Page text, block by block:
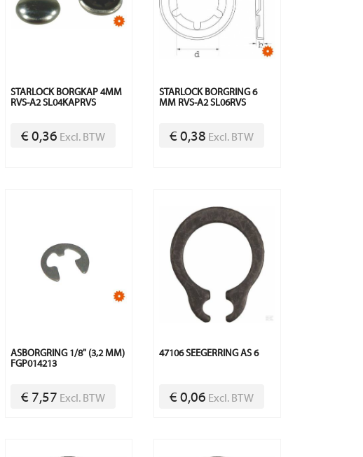
STARLOCK BORGKAP 4MM
RVS-A2 SL04KAPRVS
€ 0,36 Excl. BTW
STARLOCK BORGRING 6
MM RVS-A2 SL06RVS
€ 0,38 Excl. BTW
ASBORGRING 1/8" (3,2 MM)
FGP014213
€ 7,57 Excl. BTW
47106 SEEGERRING AS 6
€ 0,06 Excl. BTW